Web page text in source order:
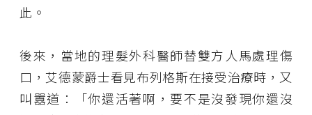
此。
後來，當地的理髮外科醫師替雙方人馬處理傷
口，艾德蒙爵士看見布列格斯在接受治療時，又
叫囂道：「你還活著啊，要不是沒發現你還沒